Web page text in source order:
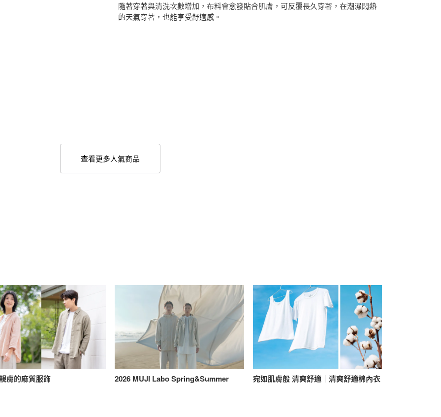
隨著穿著與清洗次數增加，布料會愈發貼合肌膚，可反覆長久穿著，在潮濕悶熱
的天氣穿著，也能享受舒適感。
查看更多人氣商品
膚的麻質服飾 2026 MUJI Labo Spring&Summer 宛如肌膚般 清爽舒適｜清爽舒適棉內衣